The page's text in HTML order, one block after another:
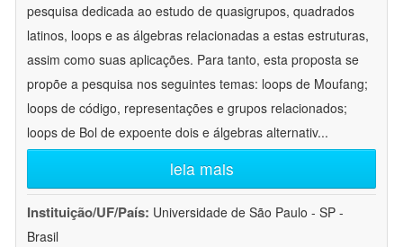
pesquisa dedicada ao estudo de quasigrupos, quadrados
latinos, loops e as álgebras relacionadas a estas estruturas,
assim como suas aplicações. Para tanto, esta proposta se
propõe a pesquisa nos seguintes temas: loops de Moufang;
loops de código, representações e grupos relacionados;
loops de Bol de expoente dois e álgebras alternativ...
leia mais
Instituição/UF/País: Universidade de São Paulo - SP -
Brasil